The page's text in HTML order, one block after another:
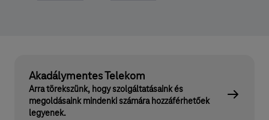
Akadálymentes Telekom
Arra törekszünk, hogy szolgáltatásaink és
megoldásaink mindenki számára hozzáférhetőek
legyenek.